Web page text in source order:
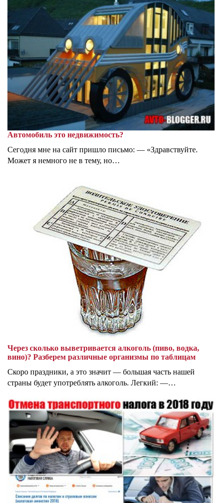
Автомобиль это недвижимость?
Сегодня мне на сайт пришло письмо: — «Здравствуйте.
Может я немного не в тему, но…
Через сколько выветривается алкоголь (пиво, водка,
вино)? Разберем различные организмы по таблицам
Скоро праздники, а это значит — большая часть нашей
страны будет употреблять алкоголь. Легкий: —…